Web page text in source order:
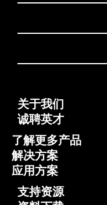
关于我们
诚聘英才
了解更多产品
解决方案
应用方案
支持资源